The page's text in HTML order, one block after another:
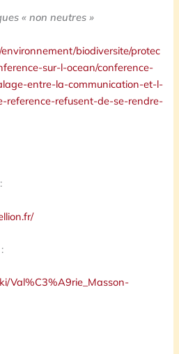
« non neutres »
biodiversite/protec
sur-l-ocean/conference-
entre-la-communication-et-l-
reference-refusent-de-se-rendre-
Val%C3%A9rie_Masson-